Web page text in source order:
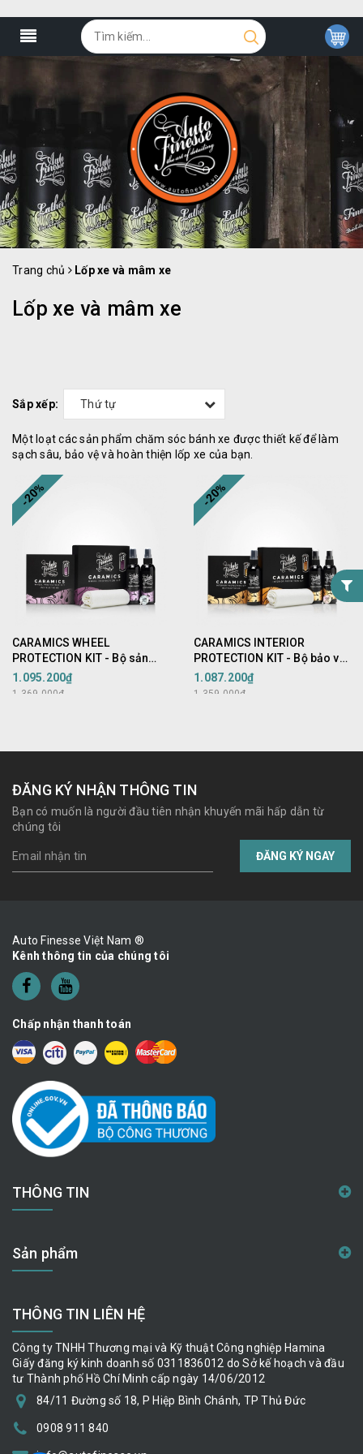
Trang chủ Lốp xe và mâm xe
Lốp xe và mâm xe
Sắp xếp: Thứ tự
Một loạt các sản phẩm chăm sóc bánh xe được thiết kế để làm
sạch sâu, bảo vệ và hoàn thiện lốp xe của bạn.
-20%
CARAMICS WHEEL
PROTECTION KIT - Bộ sản
phẩm chăm sóc mâm ô tô
1.095.200₫
1.369.000₫
-20%
CARAMICS INTERIOR
PROTECTION KIT - Bộ bảo vệ
khoang nội thất ô tô
1.087.200₫
1.359.000₫
ĐĂNG KÝ NHẬN THÔNG TIN
Bạn có muốn là người đầu tiên nhận khuyến mãi hấp dẫn từ
chúng tôi
ĐĂNG KÝ NGAY
Auto Finesse Việt Nam ®
Kênh thông tin của chúng tôi
Chấp nhận thanh toán
THÔNG TIN
Sản phẩm
THÔNG TIN LIÊN HỆ
Công ty TNHH Thương mại và Kỹ thuật Công nghiệp Hamina
Giấy đăng ký kinh doanh số 0311836012 do Sở kế hoạch và đầu
tư Thành phố Hồ Chí Minh cấp ngày 14/06/2012
84/11 Đường số 18, P Hiệp Bình Chánh, TP Thủ Đức
0908 911 840